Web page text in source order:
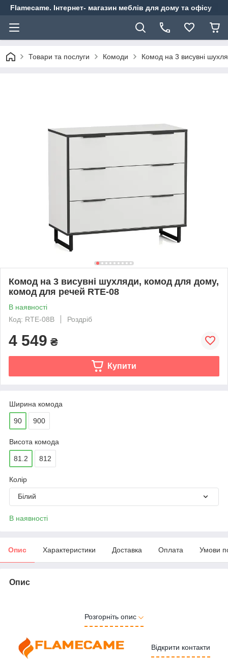
Flamecame. Інтернет- магазин меблів для дому та офісу
Товари та послуги Комоди Комод на 3 висувні
Комод на 3 висувні шухляди, комод для дому,
комод для речей RTE-08
В наявності
Код: RTE-08B
Роздріб
4 549 ₴
Купити
Ширина комода
90 900
Висота комода
81.2 812
Колір
Білий
В наявності
Опис Характеристики Доставка Оплата Умови
Опис
Розгорніть опис
Відкрити контакти